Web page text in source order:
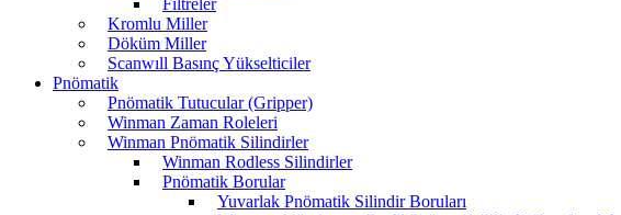
Filtreler
Kromlu Miller
Döküm Miller
Scanwıll Basınç Yükselticiler
Pnömatik
Pnömatik Tutucular (Gripper)
Winman Zaman Roleleri
Winman Pnömatik Silindirler
Winman Rodless Silindirler
Pnömatik Borular
Yuvarlak Pnömatik Silindir Boruları